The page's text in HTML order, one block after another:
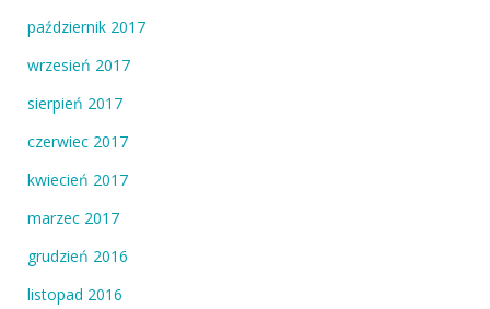
październik 2017
wrzesień 2017
sierpień 2017
czerwiec 2017
kwiecień 2017
marzec 2017
grudzień 2016
listopad 2016